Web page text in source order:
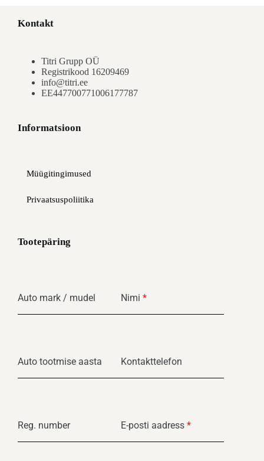
Kontakt
Titri Grupp OÜ
Registrikood 16209469
info@titri.ee
EE447700771006177787
Informatsioon
Müügitingimused
Privaatsuspoliitika
Tootepäring
Auto mark / mudel Nimi *
Auto tootmise aasta Kontakttelefon
Reg. number E-posti aadress *